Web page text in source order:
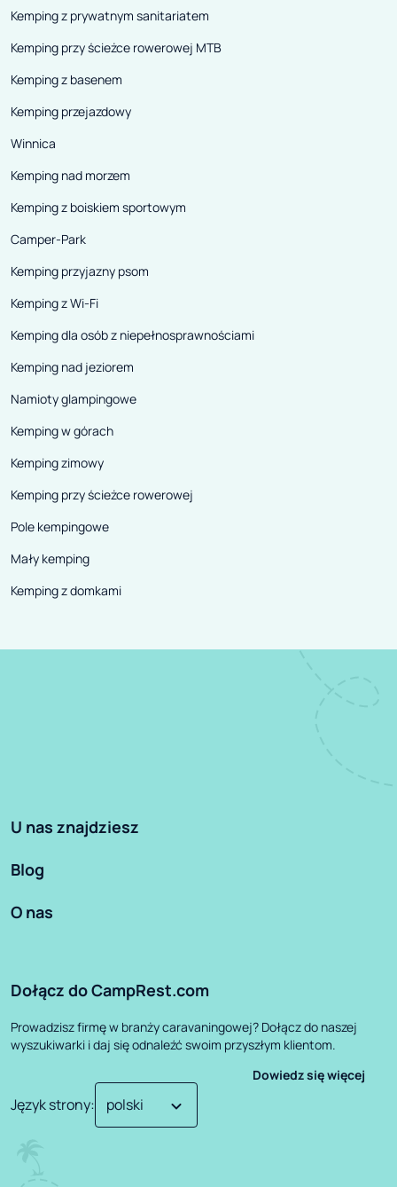
Kemping z prywatnym sanitariatem
Kemping przy ścieżce rowerowej MTB
Kemping z basenem
Kemping przejazdowy
Winnica
Kemping nad morzem
Kemping z boiskiem sportowym
Camper-Park
Kemping przyjazny psom
Kemping z Wi-Fi
Kemping dla osób z niepełnosprawnościami
Kemping nad jeziorem
Namioty glampingowe
Kemping w górach
Kemping zimowy
Kemping przy ścieżce rowerowej
Pole kempingowe
Mały kemping
Kemping z domkami
U nas znajdziesz
Blog
O nas
Dołącz do CampRest.com
Prowadzisz firmę w branży caravaningowej? Dołącz do naszej
wyszukiwarki i daj się odnaleźć swoim przyszłym klientom.
Dowiedz się więcej
Język strony: